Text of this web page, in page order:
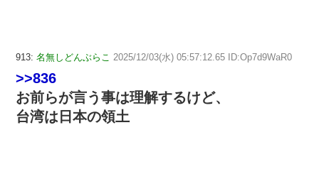
913: 名無しどんぶらこ 2025/12/03(水) 05:57:12.65 ID:Op7d9WaR0
>>836
お前らが言う事は理解するけど、
台湾は日本の領土